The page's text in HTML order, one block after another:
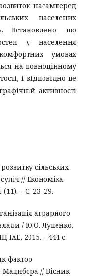
насамперед
населених
Встановлено, що
у населення
умовах
на повноцінному
і відповідно це
активності
сільських
// Економіка.
– C. 23–29.
аграрного
/ Ю.О. Лупенко,
ІАЕ, 2015. – 444 с
фактор
Мацибора // Вісник